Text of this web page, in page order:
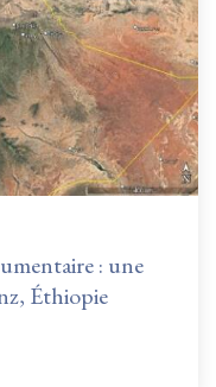
: une
Éthiopie